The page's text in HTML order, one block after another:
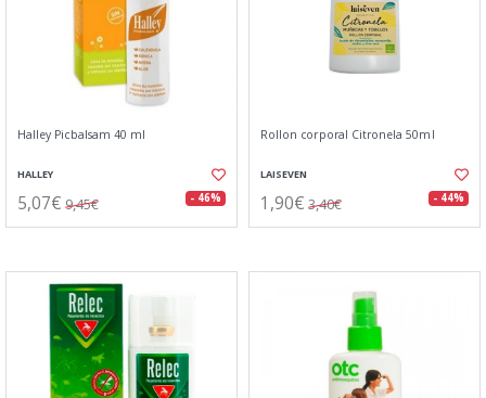
Halley Picbalsam 40 ml
HALLEY
5,07€ 9,45€ - 46%
Rollon corporal Citronela 50ml
LAISEVEN
1,90€ 3,40€ - 44%